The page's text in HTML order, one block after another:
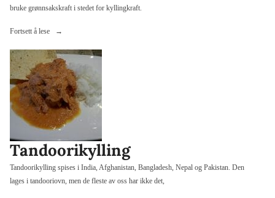
bruke grønnsakskraft i stedet for kyllingkraft.
Fortsett å lese «Pilafris»
Tandoorikylling
Tandoorikylling spises i India, Afghanistan, Bangladesh, Nepal og Pakistan. Den
lages i tandooriovn, men de fleste av oss har ikke det,